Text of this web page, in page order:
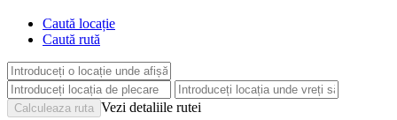
Caută locație
Caută rută
Vezi detaliile rutei